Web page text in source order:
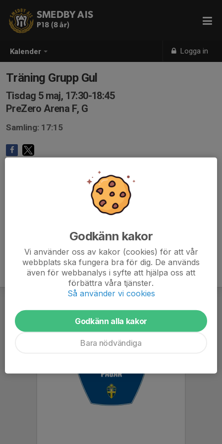
Kalender Logga in
SMEDBY AIS
P18 (8 år)
Träning Grupp Gul
Tisdag 5 maj, 17:30-18:45
PreZero Arena F, G
Samling: 17:15
Godkänn kakor
Vi använder oss av kakor (cookies) för att vår
webbplats ska fungera bra för dig. De används
även för webbanalys i syfte att hjälpa oss att
förbättra våra tjänster.
Så använder vi cookies
Godkänn alla kakor
Bara nödvändiga